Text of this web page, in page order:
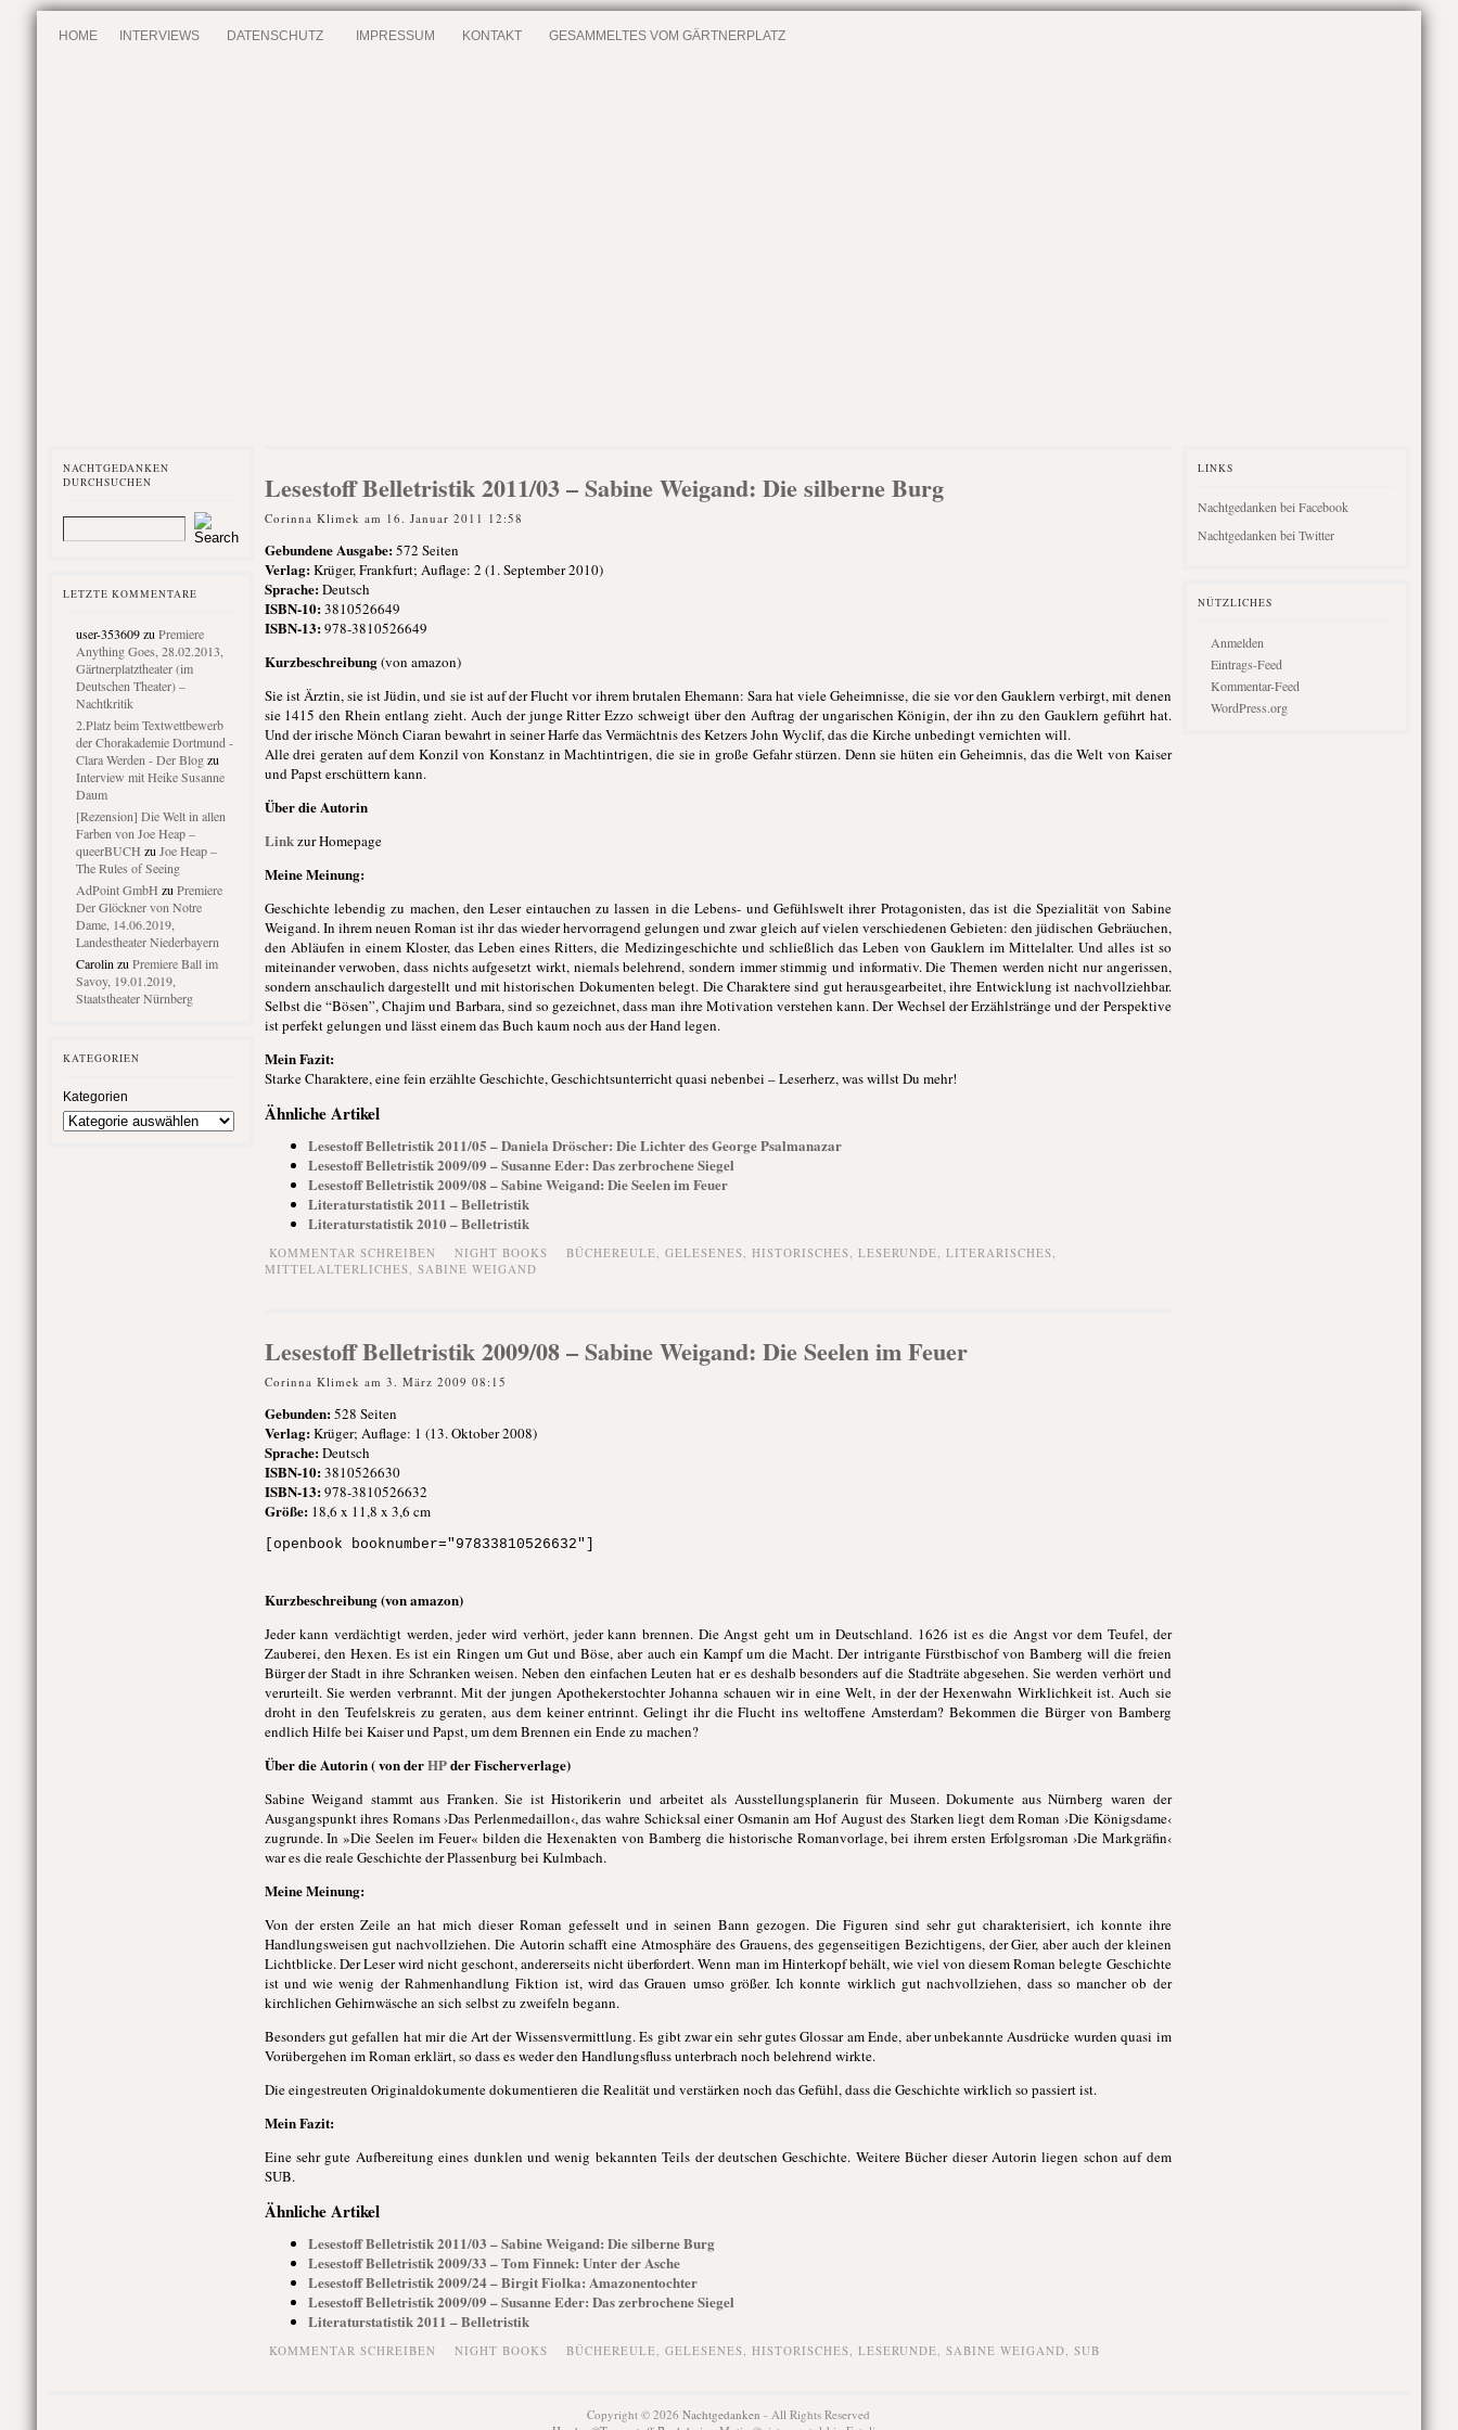
HOME INTERVIEWS DATENSCHUTZ IMPRESSUM KONTAKT GESAMMELTES VOM GÄRTNERPLATZ
NACHTGEDANKEN
DURCHSUCHEN
LETZTE KOMMENTARE
user-353609zu Premiere
Anything Goes, 28.02.2013,
Gärtnerplatztheater (im
Deutschen Theater) –
Nachtkritik
2.Platz beim Textwettbewerb
der Chorakademie Dortmund -
Clara Werden - Der Blogzu
Interview mit Heike Susanne
Daum
[Rezension] Die Welt in allen
Farben von Joe Heap –
queerBUCH zu Joe Heap –
The Rules of Seeing
AdPoint GmbH zu Premiere
Der Glöckner von Notre
Dame, 14.06.2019,
Landestheater Niederbayern
Carolin zu Premiere Ball im
Savoy, 19.01.2019,
Staatstheater Nürnberg
KATEGORIEN
Kategorien
Lesestoff Belletristik 2011/03 – Sabine Weigand: Die silberne Burg
Corinna Klimek am 16. Januar 2011 12:58
Gebundene Ausgabe:572 Seiten
Verlag:Krüger, Frankfurt; Auflage: 2 (1. September 2010)
Sprache:Deutsch
ISBN-10:3810526649
ISBN-13:978-3810526649
Kurzbeschreibung(von amazon)
Sie ist Ärztin, sie ist Jüdin, und sie ist auf der Flucht vor ihrem brutalen Ehemann: Sara hat viele Geheimnisse, die sie vor den Gauklern verbirgt, mit denen
sie 1415 den Rhein entlang zieht. Auch der junge Ritter Ezzo schweigt über den Auftrag der ungarischen Königin, der ihn zu den Gauklern geführt hat.
Und der irische Mönch Ciaran bewahrt in seiner Harfe das Vermächtnis des Ketzers John Wyclif, das die Kirche unbedingt vernichten will.
Alle drei geraten auf dem Konzil von Konstanz in Machtintrigen, die sie in große Gefahr stürzen. Denn sie hüten ein Geheimnis, das die Welt von Kaiser
und Papst erschüttern kann.
Über die Autorin
Linkzur Homepage
Meine Meinung:
Geschichte lebendig zu machen, den Leser eintauchen zu lassen in die Lebens- und Gefühlswelt ihrer Protagonisten, das ist die Spezialität von Sabine
Weigand. In ihrem neuen Roman ist ihr das wieder hervorragend gelungen und zwar gleich auf vielen verschiedenen Gebieten: den jüdischen Gebräuchen,
den Abläufen in einem Kloster, das Leben eines Ritters, die Medizingeschichte und schließlich das Leben von Gauklern im Mittelalter. Und alles ist so
miteinander verwoben, dass nichts aufgesetzt wirkt, niemals belehrend, sondern immer stimmig und informativ. Die Themen werden nicht nur angerissen,
sondern anschaulich dargestellt und mit historischen Dokumenten belegt. Die Charaktere sind gut herausgearbeitet, ihre Entwicklung ist nachvollziehbar.
Selbst die “Bösen”, Chajim und Barbara, sind so gezeichnet, dass man ihre Motivation verstehen kann. Der Wechsel der Erzählstränge und der Perspektive
ist perfekt gelungen und lässt einem das Buch kaum noch aus der Hand legen.
Mein Fazit:
Starke Charaktere, eine fein erzählte Geschichte, Geschichtsunterricht quasi nebenbei – Leserherz, was willst Du mehr!
Ähnliche Artikel
Lesestoff Belletristik 2011/05 – Daniela Dröscher: Die Lichter des George Psalmanazar
Lesestoff Belletristik 2009/09 – Susanne Eder: Das zerbrochene Siegel
Lesestoff Belletristik 2009/08 – Sabine Weigand: Die Seelen im Feuer
Literaturstatistik 2011 – Belletristik
Literaturstatistik 2010 – Belletristik
KOMMENTAR SCHREIBEN NIGHT BOOKS BÜCHEREULE, GELESENES, HISTORISCHES, LESERUNDE, LITERARISCHES,
MITTELALTERLICHES, SABINE WEIGAND
Lesestoff Belletristik 2009/08 – Sabine Weigand: Die Seelen im Feuer
Corinna Klimek am 3. März 2009 08:15
Gebunden:528 Seiten
Verlag:Krüger; Auflage: 1 (13. Oktober 2008)
Sprache:Deutsch
ISBN-10:3810526630
ISBN-13:978-3810526632
Größe:18,6 x 11,8 x 3,6 cm
[openbook booknumber="97833810526632"]
Kurzbeschreibung (von amazon)
Jeder kann verdächtigt werden, jeder wird verhört, jeder kann brennen. Die Angst geht um in Deutschland. 1626 ist es die Angst vor dem Teufel, der
Zauberei, den Hexen. Es ist ein Ringen um Gut und Böse, aber auch ein Kampf um die Macht. Der intrigante Fürstbischof von Bamberg will die freien
Bürger der Stadt in ihre Schranken weisen. Neben den einfachen Leuten hat er es deshalb besonders auf die Stadträte abgesehen. Sie werden verhört und
verurteilt. Sie werden verbrannt. Mit der jungen Apothekerstochter Johanna schauen wir in eine Welt, in der der Hexenwahn Wirklichkeit ist. Auch sie
droht in den Teufelskreis zu geraten, aus dem keiner entrinnt. Gelingt ihr die Flucht ins weltoffene Amsterdam? Bekommen die Bürger von Bamberg
endlich Hilfe bei Kaiser und Papst, um dem Brennen ein Ende zu machen?
Über die Autorin ( von derHPder Fischerverlage)
Sabine Weigand stammt aus Franken. Sie ist Historikerin und arbeitet als Ausstellungsplanerin für Museen. Dokumente aus Nürnberg waren der
Ausgangspunkt ihres Romans ›Das Perlenmedaillon‹, das wahre Schicksal einer Osmanin am Hof August des Starken liegt dem Roman ›Die Königsdame‹
zugrunde. In »Die Seelen im Feuer« bilden die Hexenakten von Bamberg die historische Romanvorlage, bei ihrem ersten Erfolgsroman ›Die Markgräfin‹
war es die reale Geschichte der Plassenburg bei Kulmbach.
Meine Meinung:
Von der ersten Zeile an hat mich dieser Roman gefesselt und in seinen Bann gezogen. Die Figuren sind sehr gut charakterisiert, ich konnte ihre
Handlungsweisen gut nachvollziehen. Die Autorin schafft eine Atmosphäre des Grauens, des gegenseitigen Bezichtigens, der Gier, aber auch der kleinen
Lichtblicke. Der Leser wird nicht geschont, andererseits nicht überfordert. Wenn man im Hinterkopf behält, wie viel von diesem Roman belegte Geschichte
ist und wie wenig der Rahmenhandlung Fiktion ist, wird das Grauen umso größer. Ich konnte wirklich gut nachvollziehen, dass so mancher ob der
kirchlichen Gehirnwäsche an sich selbst zu zweifeln begann.
Besonders gut gefallen hat mir die Art der Wissensvermittlung. Es gibt zwar ein sehr gutes Glossar am Ende, aber unbekannte Ausdrücke wurden quasi im
Vorübergehen im Roman erklärt, so dass es weder den Handlungsfluss unterbrach noch belehrend wirkte.
Die eingestreuten Originaldokumente dokumentieren die Realität und verstärken noch das Gefühl, dass die Geschichte wirklich so passiert ist.
Mein Fazit:
Eine sehr gute Aufbereitung eines dunklen und wenig bekannten Teils der deutschen Geschichte. Weitere Bücher dieser Autorin liegen schon auf dem
SUB.
Ähnliche Artikel
Lesestoff Belletristik 2011/03 – Sabine Weigand: Die silberne Burg
Lesestoff Belletristik 2009/33 – Tom Finnek: Unter der Asche
Lesestoff Belletristik 2009/24 – Birgit Fiolka: Amazonentochter
Lesestoff Belletristik 2009/09 – Susanne Eder: Das zerbrochene Siegel
Literaturstatistik 2011 – Belletristik
KOMMENTAR SCHREIBEN NIGHT BOOKS BÜCHEREULE GELESENES HISTORISCHES LESERUNDE SABINE WEIGAND SUB
LINKS
Nachtgedanken bei Facebook
Nachtgedanken bei Twitter
NÜTZLICHES
Anmelden
Eintrags-Feed
Kommentar-Feed
WordPress.org
Copyright © 2026Nachtgedanken - All Rights Reserved